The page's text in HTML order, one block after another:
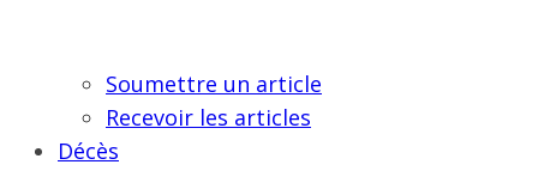
Soumettre un article
Recevoir les articles
Décès